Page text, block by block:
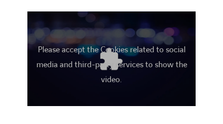
INSTAGRAM
FACEBOOK
LINKEDINYOUTUBE
Please accept the Cookies related to social
media and third-party services to show the
video.